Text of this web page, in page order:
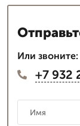
Или звоните:
+7 932